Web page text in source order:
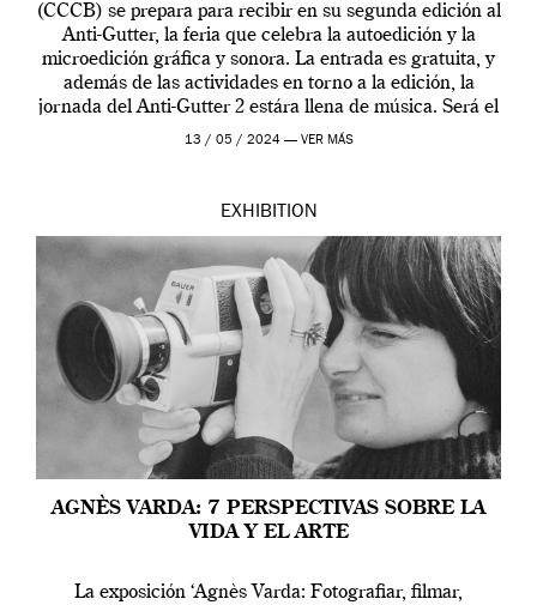
(CCCB) se prepara para recibir en su segunda edición al
Anti-Gutter, la feria que celebra la autoedición y la
microedición gráfica y sonora. La entrada es gratuita, y
además de las actividades en torno a la edición, la
jornada del Anti-Gutter 2 estára llena de música. Será el
[…]
13 / 05 / 2024 — VER MÁS
EXHIBITION
AGNÈS VARDA: 7 PERSPECTIVAS SOBRE LA
VIDA Y EL ARTE
La exposición ‘Agnès Varda: Fotografiar, filmar,